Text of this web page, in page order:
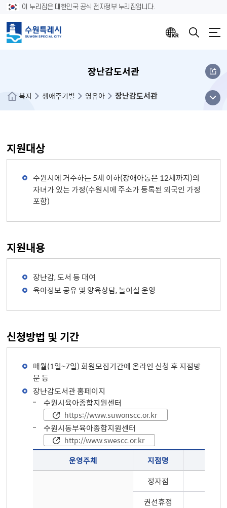
이 누리집은 대한민국 공식 전자정부 누리집입니다.
장난감도서관
복지 생애주기별 영유아 장난감도서관
메뉴
열기
지원대상
수원시에 거주하는 5세 이하(장애아동은 12세까지)의
자녀가 있는 가정(수원시에 주소가 등록된 외국인 가정
포함)
지원내용
장난감, 도서 등 대여
육아정보 공유 및 양육상담, 놀이실 운영
신청방법 및 기간
매월(1일~7일) 회원모집기간에 온라인 신청 후 지점방
문 등
장난감도서관 홈페이지
수원시육아종합지원센터
https://www.suwonscc.or.kr
수원시동부육아종합지원센터
http://www.swescc.or.kr
운영주체 지점명
정자점
권선휴점